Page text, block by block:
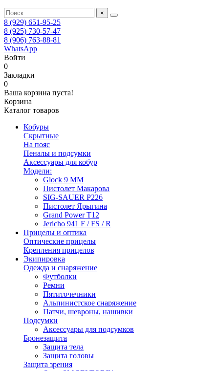
×
8 (929) 651-95-25
8 (925) 730-57-47
8 (906) 763-88-81
WhatsApp
Войти
0
Закладки
0
Ваша корзина пуста!
Корзина
Каталог товаров
Кобуры
Скрытные
На пояс
Пеналы и подсумки
Аксессуары для кобур
Модели:
Glock 9 ММ
Пистолет Макарова
SIG-SAUER P226
Пистолет Ярыгина
Grand Power T12
Jericho 941 F / FS / R
Прицелы и оптика
Оптические прицелы
Крепления прицелов
Экипировка
Одежда и снаряжение
Футболки
Ремни
Пятиточечники
Альпинистское снаряжение
Патчи, шевроны, нашивки
Подсумки
Аксессуары для подсумков
Бронезащита
Защита тела
Защита головы
Защита зрения